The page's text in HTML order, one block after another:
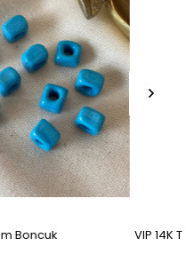
VIP 14K Taşlı Kelebek Kolye Ucu